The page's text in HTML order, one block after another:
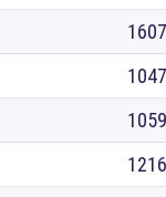
1607
1047
1059
1216